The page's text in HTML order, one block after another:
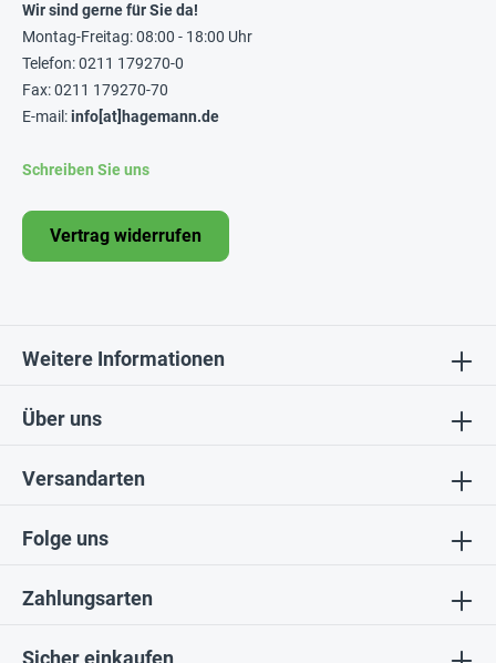
Folge uns
Sicher einkaufen
Über uns
Wir sind gerne für Sie da!
Montag-Freitag: 08:00 - 18:00 Uhr
Telefon: 0211 179270-0
Fax: 0211 179270-70
E-mail:info[at]hagemann.de
Schreiben Sie uns
Vertrag widerrufen
Weitere Informationen
Zahlungsarten
Versandarten